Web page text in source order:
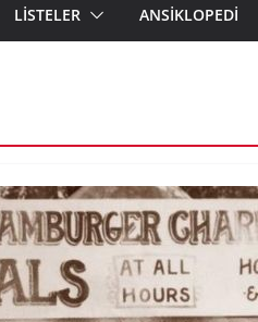
LİSTELER ANSİKLOPEDİ